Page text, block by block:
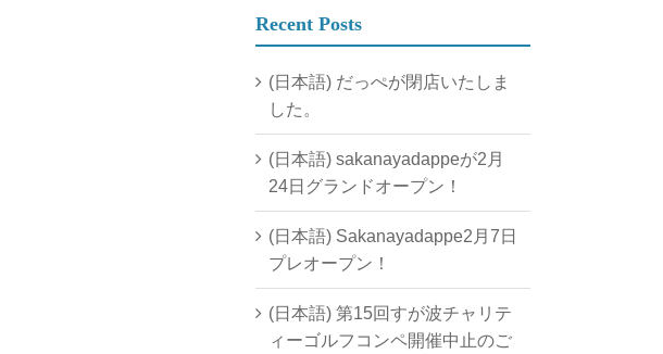
Recent Posts
(日本語) だっぺが閉店いたしま
した。
(日本語) sakanayadappeが2月
24日グランドオープン！
(日本語) Sakanayadappe2月7日
プレオープン！
(日本語) 第15回すが波チャリテ
ィーゴルフコンペ開催中止のご